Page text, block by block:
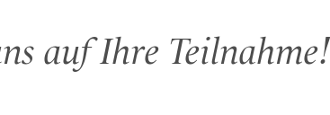
auf Ihre Teilnahme!